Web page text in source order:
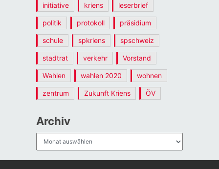
initiative kriens leserbrief
politik protokoll präsidium
schule spkriens spschweiz
stadtrat verkehr Vorstand
Wahlen wahlen 2020 wohnen
zentrum Zukunft Kriens ÖV
Archiv